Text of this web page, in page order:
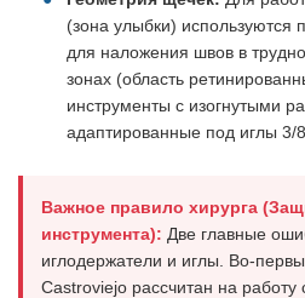
(зона улыбки) используются
для наложения швов в
зонах (область
инструменты с изогнутыми
адаптированные под иглы 3/8
Важное правило хирурга
инструмента): Две главные
иглодержатели и иглы. Во-
Castroviejo рассчитан на